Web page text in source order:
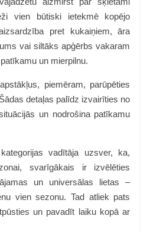
vien būtiski ietekmē kopējo
pret kukaiņiem, āra
vai siltāks apģērbs vakaram
un mierpilnu.
piemēram, parūpēties
detaļas palīdz izvairīties no
un nodrošina patīkamu
vadītāja uzsver, ka,
svarīgākais ir izvēlēties
un universālas lietas –
vien sezonu. Tad atliek pats
un pavadīt laiku kopā ar